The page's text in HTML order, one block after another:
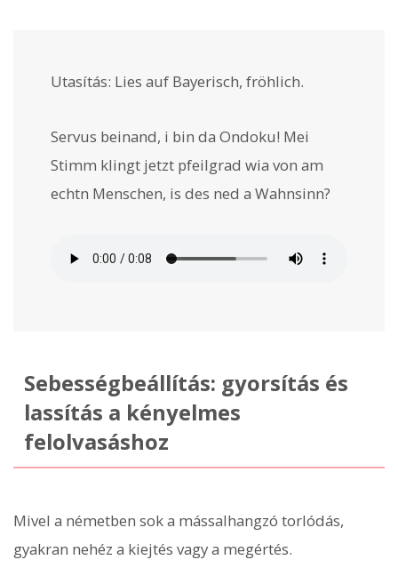
Utasítás: Lies auf Bayerisch, fröhlich.
Servus beinand, i bin da Ondoku! Mei
Stimm klingt jetzt pfeilgrad wia von am
echtn Menschen, is des ned a Wahnsinn?
Sebességbeállítás: gyorsítás és
lassítás a kényelmes
felolvasáshoz
Mivel a németben sok a mássalhangzó torlódás,
gyakran nehéz a kiejtés vagy a megértés.